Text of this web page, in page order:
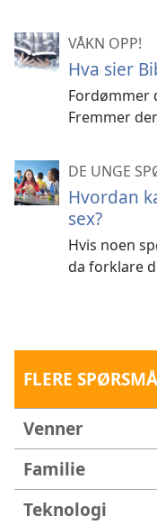
VÅKN OPP!
Hva sier
Fordømmer
Fremmer
DE UNGE
Hvordan
sex?
Hvis noen
da forklare
FLERE
Venner
Familie
Teknologi